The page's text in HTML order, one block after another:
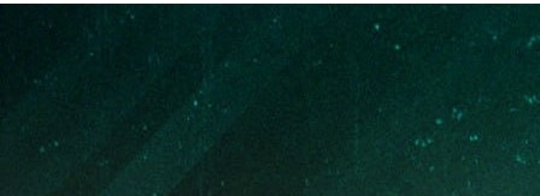
Сводка Минобороны РФ
о ходе специальной
военной операции на 16
мая 2026 года